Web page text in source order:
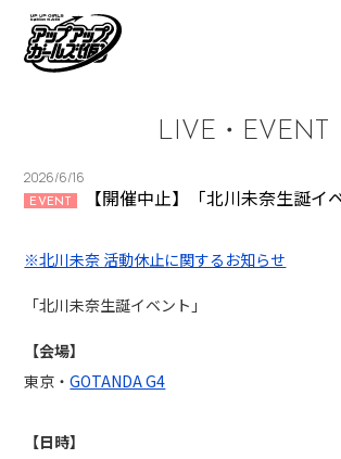
LIVE・EVENT
2026/6/16
EVENT 【開催中止】「北川未奈生誕イ
※北川未奈 活動休止に関するお知らせ
「北川未奈生誕イベント」
【会場】
東京・GOTANDA G4
【日時】